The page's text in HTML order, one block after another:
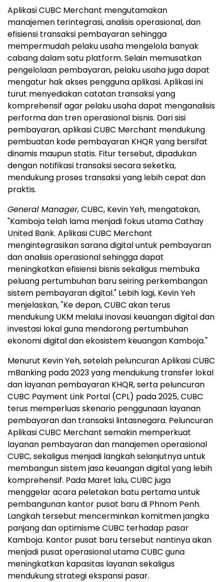
Aplikasi CUBC Merchant mengutamakan
manajemen terintegrasi, analisis operasional, dan
efisiensi transaksi pembayaran sehingga
mempermudah pelaku usaha mengelola banyak
cabang dalam satu platform. Selain memusatkan
pengelolaan pembayaran, pelaku usaha juga dapat
mengatur hak akses pengguna aplikasi. Aplikasi ini
turut menyediakan catatan transaksi yang
komprehensif agar pelaku usaha dapat menganalisis
performa dan tren operasional bisnis. Dari sisi
pembayaran, aplikasi CUBC Merchant mendukung
pembuatan kode pembayaran KHQR yang bersifat
dinamis maupun statis. Fitur tersebut, dipadukan
dengan notifikasi transaksi secara seketka,
mendukung proses transaksi yang lebih cepat dan
praktis.
General Manager, CUBC, Kevin Yeh, mengatakan,
"Kamboja telah lama menjadi fokus utama Cathay
United Bank. Aplikasi CUBC Merchant
mengintegrasikan sarana digital untuk pembayaran
dan analisis operasional sehingga dapat
meningkatkan efisiensi bisnis sekaligus membuka
peluang pertumbuhan baru seiring perkembangan
sistem pembayaran digital." Lebih lagi, Kevin Yeh
menjelaskan, "Ke depan, CUBC akan terus
mendukung UKM melalui inovasi keuangan digital dan
investasi lokal guna mendorong pertumbuhan
ekonomi digital dan ekosistem keuangan Kamboja."
Menurut Kevin Yeh, setelah peluncuran Aplikasi CUBC
mBanking pada 2023 yang mendukung transfer lokal
dan layanan pembayaran KHQR, serta peluncuran
CUBC Payment Link Portal (CPL) pada 2025, CUBC
terus memperluas skenario penggunaan layanan
pembayaran dan transaksi lintasnegara. Peluncuran
Aplikasi CUBC Merchant semakin memperkuat
layanan pembayaran dan manajemen operasional
CUBC, sekaligus menjadi langkah selanjutnya untuk
membangun sistem jasa keuangan digital yang lebih
komprehensif. Pada Maret lalu, CUBC juga
menggelar acara peletakan batu pertama untuk
pembangunan kantor pusat baru di Phnom Penh.
Langkah tersebut mencerminkan komitmen jangka
panjang dan optimisme CUBC terhadap pasar
Kamboja. Kantor pusat baru tersebut nantinya akan
menjadi pusat operasional utama CUBC guna
meningkatkan kapasitas layanan sekaligus
mendukung strategi ekspansi pasar.